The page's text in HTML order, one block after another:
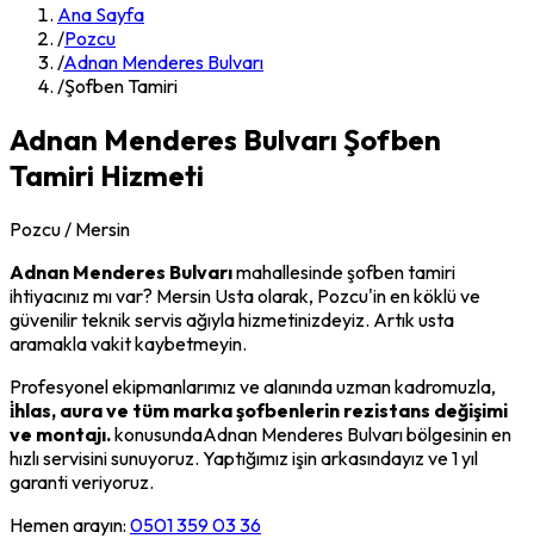
Ana Sayfa
/Pozcu
/Adnan Menderes Bulvarı
/Şofben Tamiri
Adnan Menderes Bulvarı Şofben
Tamiri Hizmeti
Pozcu / Mersin
Adnan Menderes Bulvarımahallesindeşofben tamiri
ihtiyacınız mı var? Mersin Usta olarak, Pozcu'in en köklü ve
güvenilir teknik servis ağıyla hizmetinizdeyiz. Artık usta
aramakla vakit kaybetmeyin.
Profesyonel ekipmanlarımız ve alanında uzman kadromuzla,
i̇hlas, aura ve tüm marka şofbenlerin rezistans değişimi
ve montajı.konusundaAdnan Menderes Bulvarıbölgesinin en
hızlı servisini sunuyoruz. Yaptığımız işin arkasındayız ve 1 yıl
garanti veriyoruz.
Hemen arayın: 0501 359 03 36